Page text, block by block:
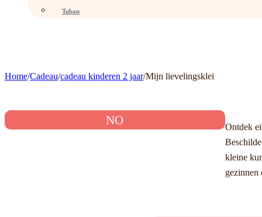
Tuban
Home/Cadeau/cadeau kinderen 2 jaar/Mijn lievelingsklei
NO
Ontdek
kleine
gezinnen